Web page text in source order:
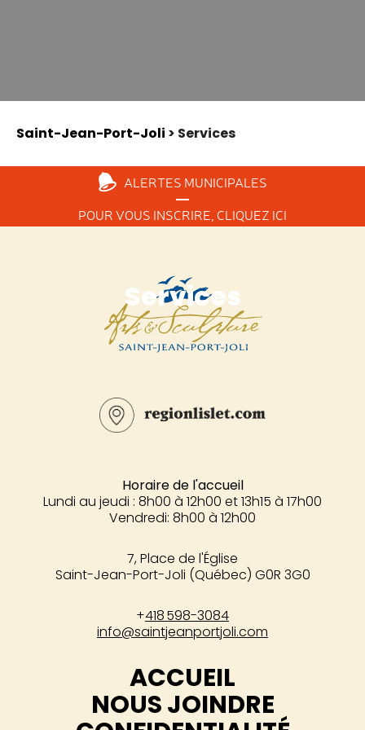
Services
Saint-Jean-Port-Joli > Services
ALERTES MUNICIPALES
POUR VOUS INSCRIRE, CLIQUEZ ICI
Horaire de l'accueil
Lundi au jeudi : 8h00 à 12h00 et 13h15 à 17h00
Vendredi: 8h00 à 12h00
7, Place de l'Église
Saint-Jean-Port-Joli (Québec) G0R 3G0
+418 598-3084
info@saintjeanportjoli.com
ACCUEIL
NOUS JOINDRE